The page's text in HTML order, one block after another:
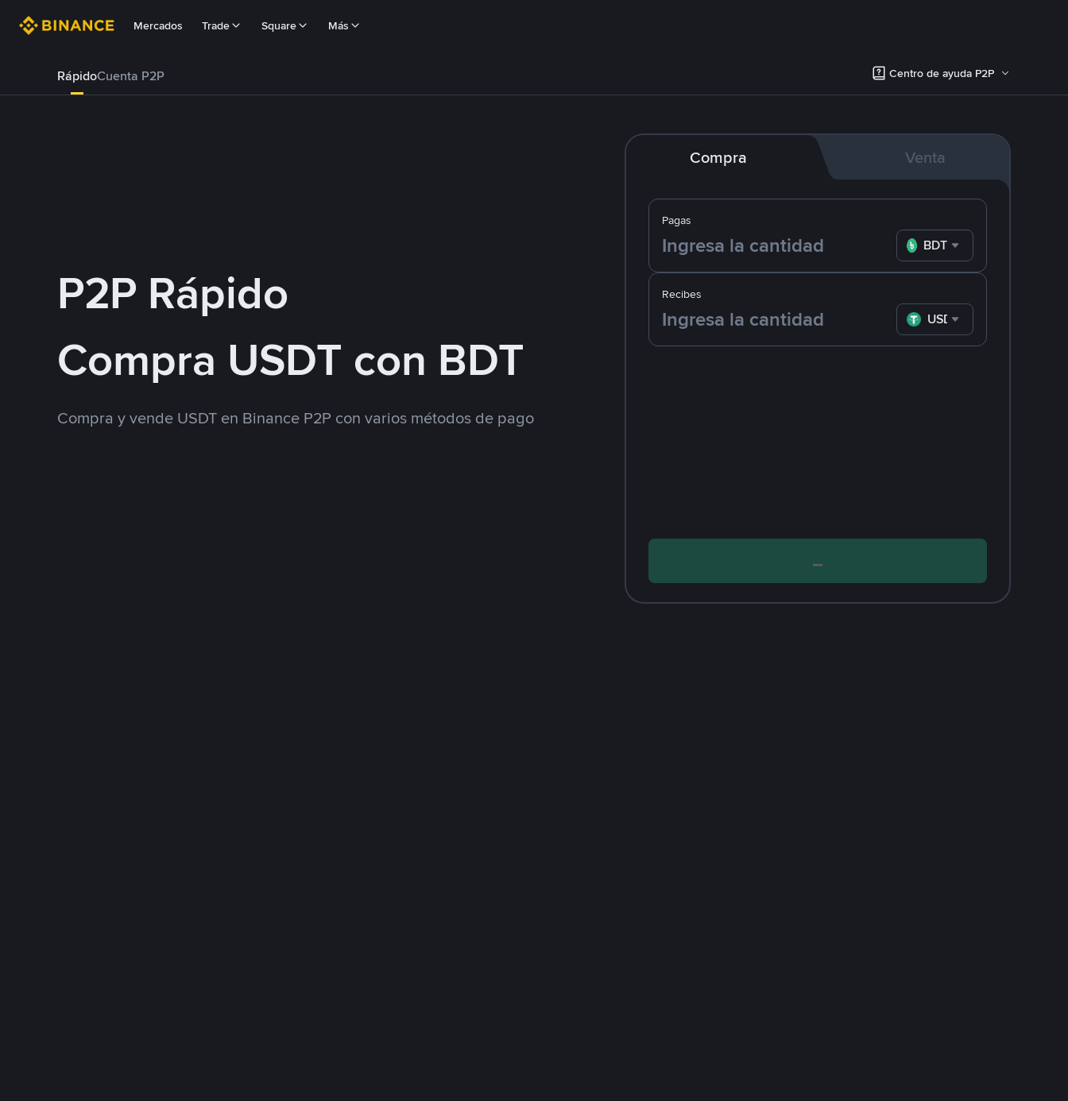
Mercados Trade Square Más
RápidoCuenta P2P Centro de ayuda P2P
P2P Rápido
Compra USDT con BDT
Compra y vende USDT en Binance P2P con varios métodos de pago
Compra Venta
Pagas
BDT
Recibes
USDT